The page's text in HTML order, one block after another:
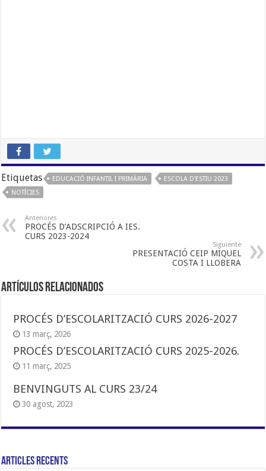
Etiquetas EDUCACIÓ INFANTIL I PRIMÀRIA
ESCOLA D'ESTIU 2023
NOTÍCIES
Anteriores
PROCÉS D’ADSCRIPCIÓ A IES.
CURS 2023-2024
Siguiente
PRESENTACIÓ CEIP MIQUEL
COSTA I LLOBERA
Artículos Relacionados
PROCÉS D’ESCOLARITZACIÓ CURS 2026-2027
13 març, 2026
PROCÉS D’ESCOLARITZACIÓ CURS 2025-2026.
11 març, 2025
BENVINGUTS AL CURS 23/24
30 agost, 2023
Articles Recents